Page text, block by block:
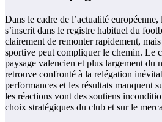
Dans le cadre de l’actualité
s’inscrit dans le registre habituel du
clairement de remonter rapidement,
sportive peut compliquer le chemin. Le
paysage valencien et plus largement du
retrouve confronté à la relégation
performances et les résultats manquent
les réactions vont des soutiens
choix stratégiques du club et sur le